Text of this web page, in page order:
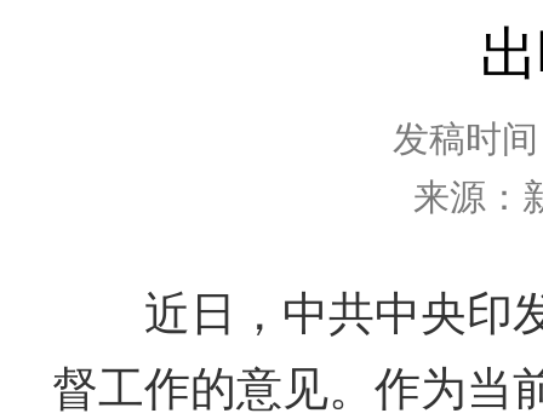
发稿时
来源：
近日，中共中央印
督工作的意见。作为当